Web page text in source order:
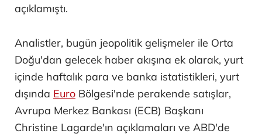
açıklamıştı.
Analistler, bugün jeopolitik gelişmeler ile Orta
Doğu'dan gelecek haber akışına ek olarak, yurt
içinde haftalık para ve banka istatistikleri, yurt
dışında Euro Bölgesi'nde perakende satışlar,
Avrupa Merkez Bankası (ECB) Başkanı
Christine Lagarde'ın açıklamaları ve ABD'de